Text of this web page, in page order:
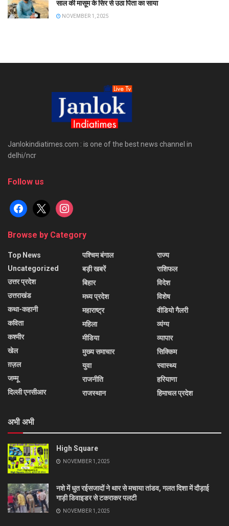
साल की मासूम के सिर से उठा पिता का साया
NOVEMBER 1, 2025
Janlokindiatimes.com : is one of the best news channel in
delhi/ncr
Follow us
facebook
x instagram
Browse by Category
Top News
Uncategorized
उत्तर प्रदेश
उत्तराखंड
कथा-कहानी
कविता
कश्मीर
खेल
ग़ज़ल
जम्मू
दिल्ली एनसीआर
पश्चिम बंगाल
बड़ी खबरें
बिहार
मध्य प्रदेश
महाराष्ट्र
महिला
मीडिया
मुख्य समाचार
युवा
राजनीति
राजस्थान
राज्य
राशिफल
विदेश
विशेष
वीडियो गैलरी
व्यंग्य
व्यापार
सिक्किम
स्वास्थ्य
हरियाणा
हिमाचल प्रदेश
अभी अभी
High Square
NOVEMBER 1, 2025
नशे में धुत रईसजादों ने थार से मचाया तांडव, गलत दिशा में दौड़ाई
गाड़ी डिवाइडर से टकराकर पलटी
NOVEMBER 1, 2025